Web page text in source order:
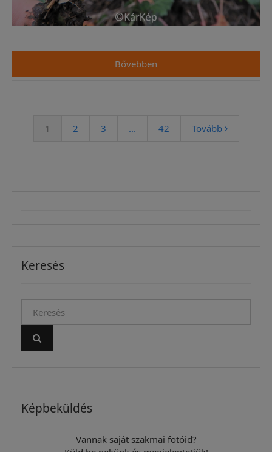
Bővebben
1 2 3 ... 42 Tovább
Keresés
Képbeküldés
Vannak saját szakmai fotóid?